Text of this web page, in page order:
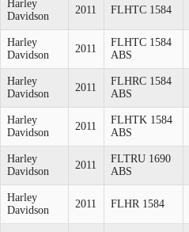
Harley
Davidson
2011 FLHTC 1584
Harley
Davidson
2011
FLHTC 1584
ABS
Harley
Davidson
2011
FLHRC 1584
ABS
Harley
Davidson
2011
FLHTK 1584
ABS
Harley
Davidson
2011
FLTRU 1690
ABS
Harley
Davidson
2011 FLHR 1584